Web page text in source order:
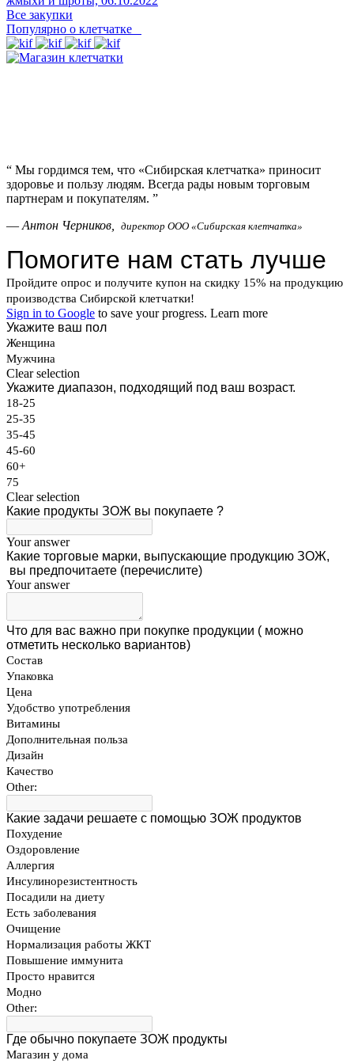
Все закупки
Популярно о клетчатке
“ Мы гордимся тем, что «Сибирская клетчатка» приносит
здоровье и пользу людям. Всегда рады новым торговым
партнерам и покупателям. ”
— Антон Черников, директор ООО «Сибирская клетчатка»